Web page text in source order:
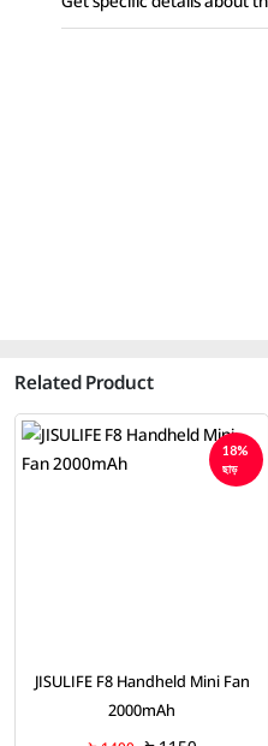
Related Product
20%
ছাড়
Xiaomi Rechargeable Mini
Desktop Fan (SOLOVE F5)